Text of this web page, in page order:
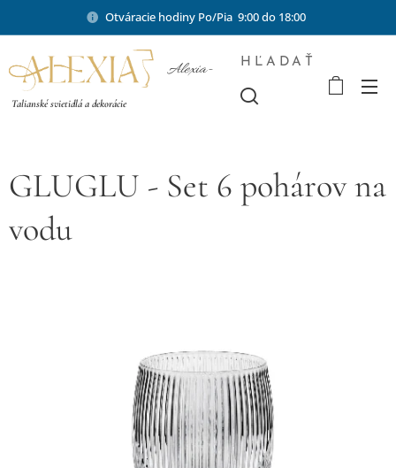
Otváracie hodiny Po/Pia 9:00 do 18:00
Alexia-
Talianské svietidlá a dekorácie
HĽADAŤ
GLUGLU - Set 6 pohárov na
vodu